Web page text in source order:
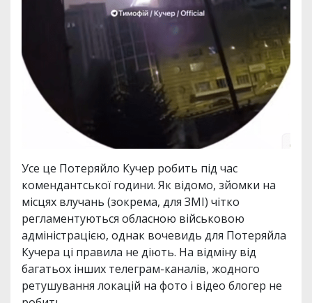
Усе це Потеряйло Кучер робить під час
комендантської години. Як відомо, зйомки на
місцях влучань (зокрема, для ЗМІ) чітко
регламентуються обласною військовою
адміністрацією, однак вочевидь для Потеряйла
Кучера ці правила не діють. На відміну від
багатьох інших телеграм-каналів, жодного
ретушування локацій на фото і відео блогер не